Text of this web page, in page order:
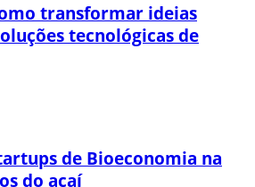
transformar ideias
tecnológicas de
de Bioeconomia na
do açaí